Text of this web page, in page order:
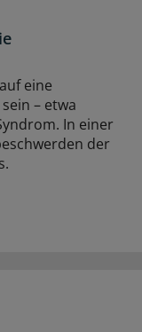
eine
– etwa
In einer
der